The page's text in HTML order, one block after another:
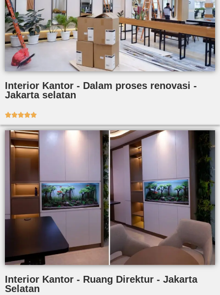
Interior Kantor - Dalam proses renovasi -
Jakarta selatan

Interior Kantor - Ruang Direktur - Jakarta
Selatan